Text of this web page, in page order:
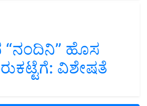
“ನಂದಿನಿ” ಹೊಸ
ವಿಶೇಷತೆ